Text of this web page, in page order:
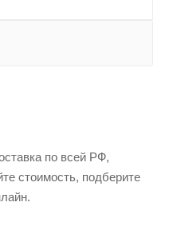
по всей РФ,
стоимость, подберите